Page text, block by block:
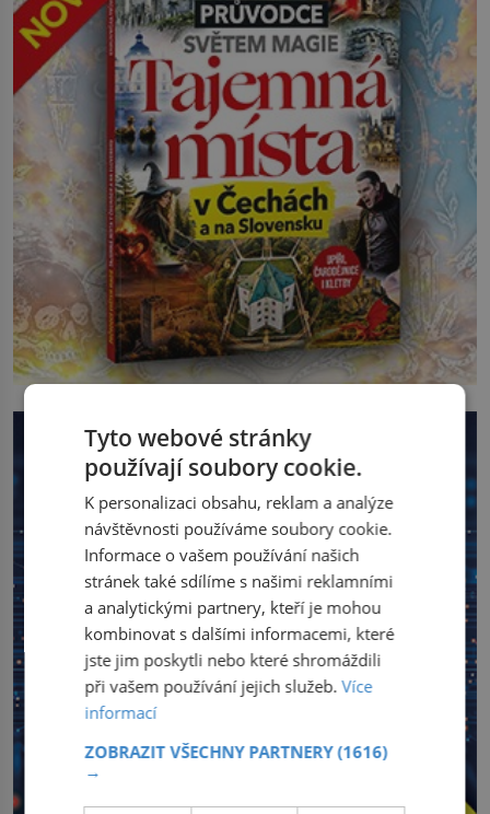
Tyto webové stránky
používají soubory cookie.
K personalizaci obsahu, reklam a analýze
návštěvnosti používáme soubory cookie.
Informace o vašem používání našich
stránek také sdílíme s našimi reklamními
a analytickými partnery, kteří je mohou
kombinovat s dalšími informacemi, které
jste jim poskytli nebo které shromáždili
při vašem používání jejich služeb.Více
informací
ZOBRAZIT VŠECHNY PARTNERY(1616)
→